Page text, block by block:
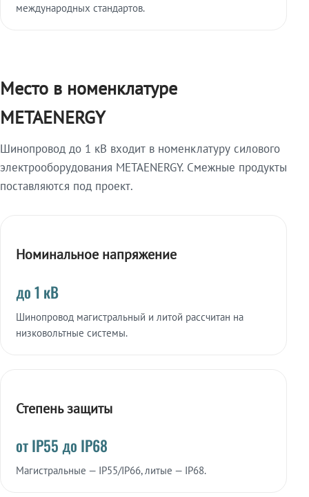
международных стандартов.
Место в номенклатуре
METAENERGY
Шинопровод до 1 кВ входит в номенклатуру силового
электрооборудования METAENERGY. Смежные продукты
поставляются под проект.
Номинальное напряжение
до 1 кВ
Шинопровод магистральный и литой рассчитан на
низковольтные системы.
Степень защиты
от IP55 до IP68
Магистральные — IP55/IP66, литые — IP68.